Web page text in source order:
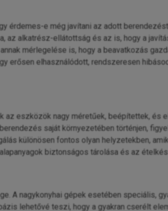
érdemes-e még javítani az adott
alkatrész-ellátottság és az is, hogy a
mérlegelése is, hogy a beavatkozás
erősen elhasználódott, rendszeresen
az eszközök nagy méretűek, beépítettek, és
saját környezetében történjen,
különösen fontos olyan helyzetekben,
biztonságos tárolása és az
A nagykonyhai gépek esetében speciális,
lehetővé teszi, hogy a gyakran cserélt